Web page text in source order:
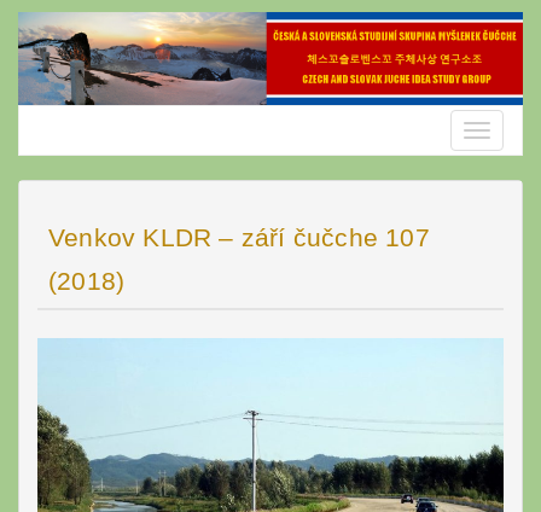
Skip
content
Toggle
Venkov KLDR – září čučche 107
(2018)